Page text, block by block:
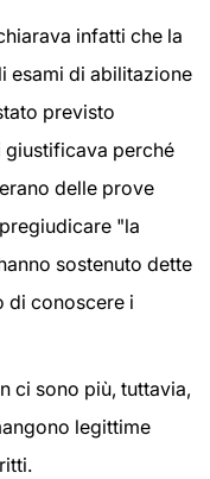
infatti che la
esami di abilitazione
previsto
giustificava perché
delle prove
"la
sostenuto dette
di conoscere i
ci sono più, tuttavia,
legittime